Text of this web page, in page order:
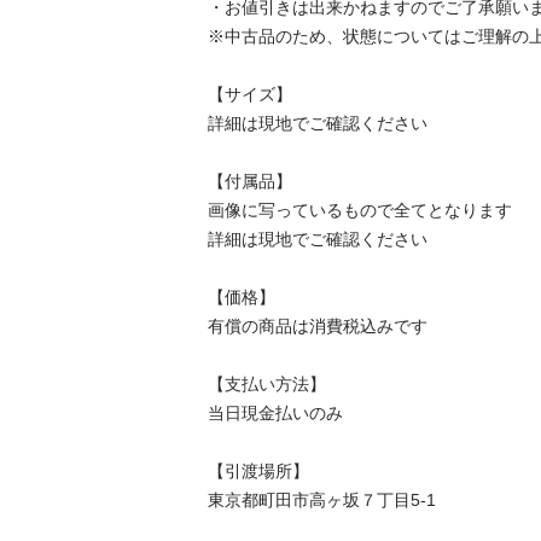
・お値引きは出来かねますのでご了承願い
※中古品のため、状態についてはご理解の
【サイズ】
詳細は現地でご確認ください
【付属品】
画像に写っているもので全てとなります
詳細は現地でご確認ください
【価格】
有償の商品は消費税込みです
【⽀払い⽅法】
当⽇現⾦払いのみ
【引渡場所】
東京都町田市高ヶ坂７丁目5-1